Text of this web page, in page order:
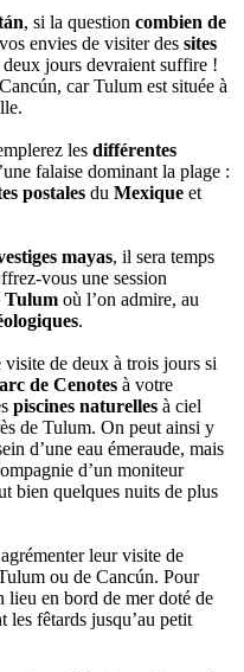
, si la question combien de
envies de visiter des sites
deux jours devraient suffire !
car Tulum est située à
les différentes
falaise dominant la plage :
postales du Mexique et
mayas, il sera temps
vous une session
Tulum où l’on admire, au
.
de deux à trois jours si
de Cenotes à votre
piscines naturelles à ciel
de Tulum. On peut ainsi y
d’une eau émeraude, mais
d’un moniteur
bien quelques nuits de plus
leur visite de
ou de Cancún. Pour
lieu en bord de mer doté de
les fêtards jusqu’au petit